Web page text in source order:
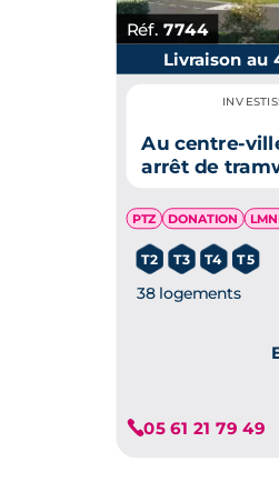
Réf. 7744
Livraison au
Au centre-
arrêt de
PTZ DONATION
T2 T3 T4 T5
38 logements
05 61 21 79 49